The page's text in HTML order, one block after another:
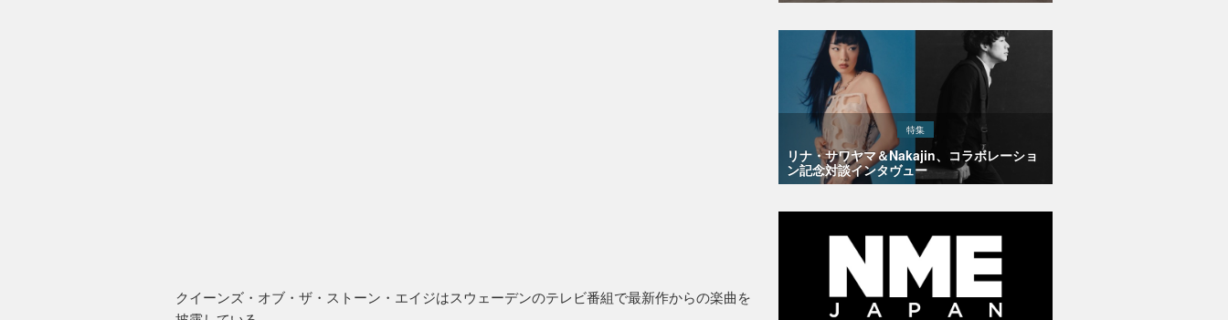
クイーンズ・オブ・ザ・ストーン・エイジはスウェーデンのテレビ番組で最新作からの楽曲を
特集
リナ・サワヤマ＆Nakajin、コラボレーショ
ン記念対談インタヴュー